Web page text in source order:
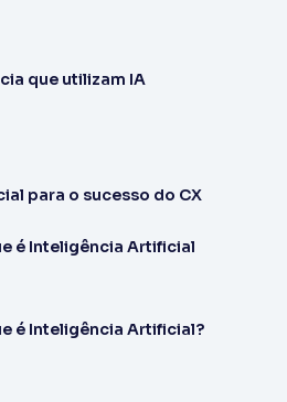
que utilizam IA
para o sucesso do CX
é Inteligência Artificial
é Inteligência Artificial?